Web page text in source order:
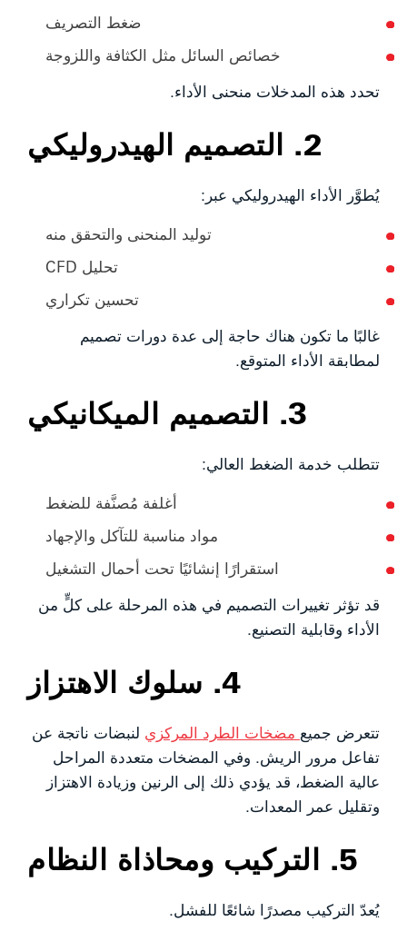
ضغط التصريف
خصائص السائل مثل الكثافة واللزوجة
تحدد هذه المدخلات منحنى الأداء.
2. التصميم الهيدروليكي
يُطوَّر الأداء الهيدروليكي عبر:
توليد المنحنى والتحقق منه
تحليل CFD
تحسين تكراري
غالبًا ما تكون هناك حاجة إلى عدة دورات تصميم
لمطابقة الأداء المتوقع.
3. التصميم الميكانيكي
تتطلب خدمة الضغط العالي:
أغلفة مُصنَّفة للضغط
مواد مناسبة للتآكل والإجهاد
استقرارًا إنشائيًا تحت أحمال التشغيل
قد تؤثر تغييرات التصميم في هذه المرحلة على كلٍّ من
الأداء وقابلية التصنيع.
4. سلوك الاهتزاز
تتعرض جميع مضخات الطرد المركزي لنبضات ناتجة عن
تفاعل مرور الريش. وفي المضخات متعددة المراحل
عالية الضغط، قد يؤدي ذلك إلى الرنين وزيادة الاهتزاز
وتقليل عمر المعدات.
5. التركيب ومحاذاة النظام
يُعدّ التركيب مصدرًا شائعًا للفشل.